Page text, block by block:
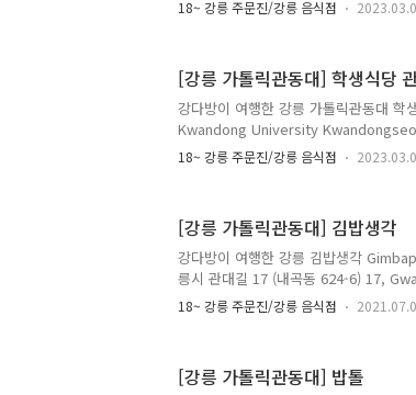
창조관 1층 103호 103 1F,
Special Toast 3,300원 햄치즈 Ham
창조관1층에 있..
18~ 강릉 주문진/강릉 음식점
[강릉 가톨릭관동대] 학생식당
강다방이 여행한 강릉 가톨릭관동대 학
Kwandong University
Food 주소 Address : 강원도 강릉시 범
코관 지하 1층 29-2, Gwandae-gil
Noodles in Black Bean Sauce 4,000
Nood..
18~ 강릉 주문진/강릉 음식점
[강릉 가톨릭관동대] 김밥생각
강다방이 여행한 강릉 김밥생각
릉시 관대길 17 (내곡동 624-6) 17,
do 전화 Telephone : 033-645-1291
Weekday 10:00~22:00 주말
제돈까스 Deungsim Dongaseu Pork
18~ 강릉 주문진/강릉 음식점
[강릉 가톨릭관동대] 밥톨